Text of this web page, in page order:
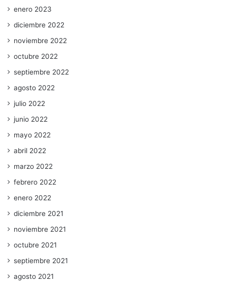
enero 2023
diciembre 2022
noviembre 2022
octubre 2022
septiembre 2022
agosto 2022
julio 2022
junio 2022
mayo 2022
abril 2022
marzo 2022
febrero 2022
enero 2022
diciembre 2021
noviembre 2021
octubre 2021
septiembre 2021
agosto 2021